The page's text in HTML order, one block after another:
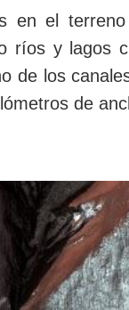
en el
ríos y lagos
de los
de